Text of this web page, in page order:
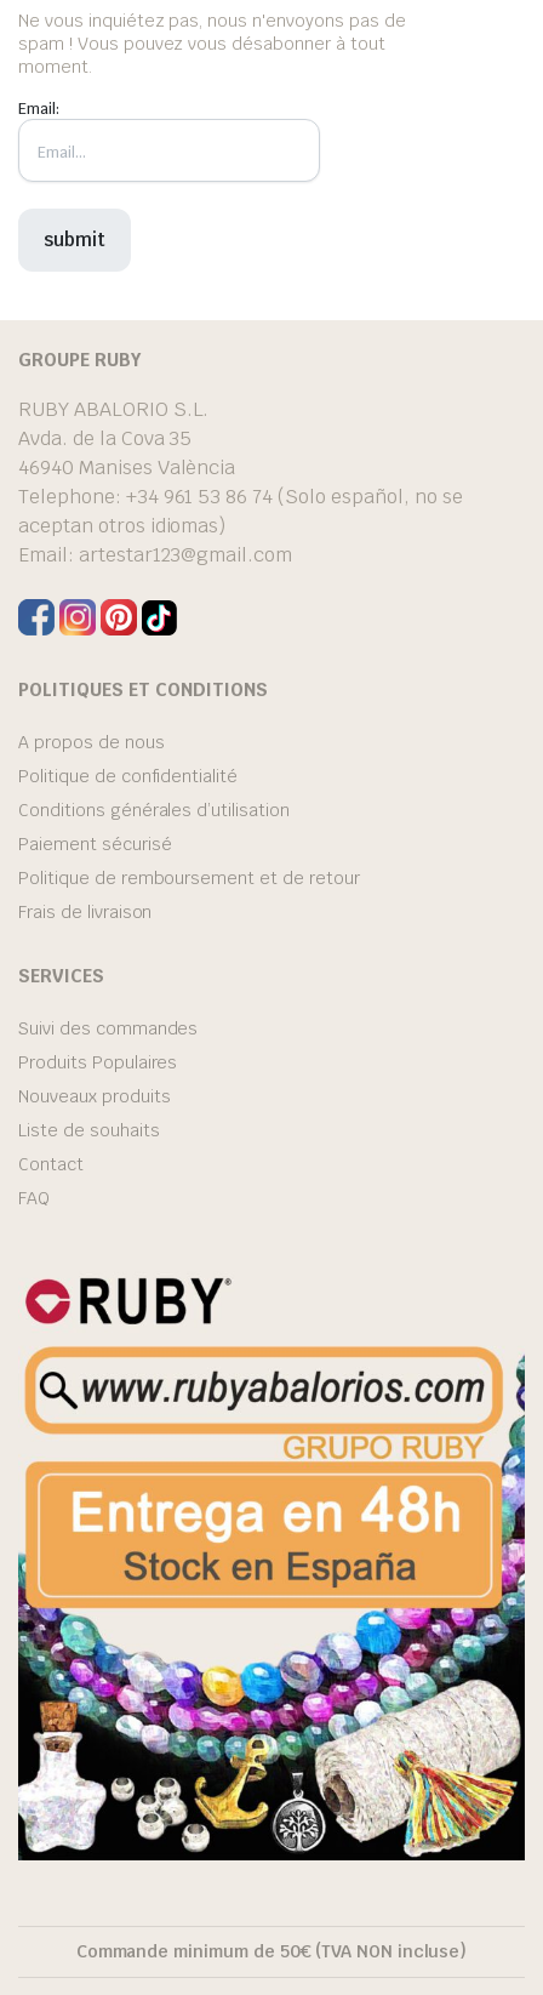
Ne vous inquiétez pas, nous n'envoyons pas de
spam ! Vous pouvez vous désabonner à tout
moment.
Email:
GROUPE RUBY
RUBY ABALORIO S.L.
Avda. de la Cova 35
46940 Manises València
Telephone: +34 961 53 86 74 (Solo español, no se
aceptan otros idiomas)
Email: artestar123@gmail.com
POLITIQUES ET CONDITIONS
A propos de nous
Politique de confidentialité
Conditions générales d’utilisation
Paiement sécurisé
Politique de remboursement et de retour
Frais de livraison
SERVICES
Suivi des commandes
Produits Populaires
Nouveaux produits
Liste de souhaits
Contact
FAQ
Commande minimum de 50€ (TVA NON incluse)